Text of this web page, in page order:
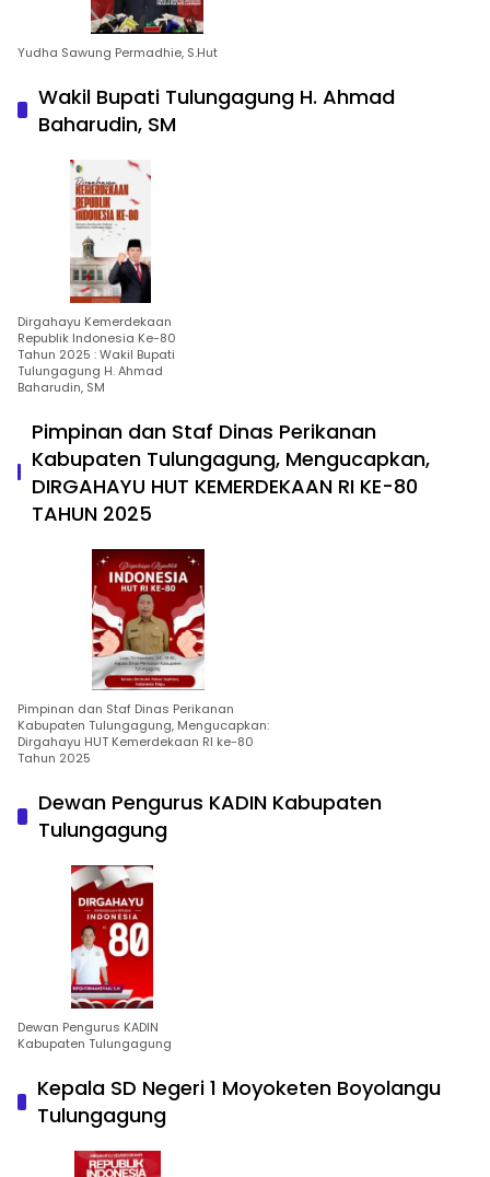
Yudha Sawung Permadhie, S.Hut
Wakil Bupati Tulungagung H. Ahmad
Baharudin, SM
Dirgahayu Kemerdekaan
Republik Indonesia Ke-80
Tahun 2025 : Wakil Bupati
Tulungagung H. Ahmad
Baharudin, SM
Pimpinan dan Staf Dinas Perikanan
Kabupaten Tulungagung, Mengucapkan,
DIRGAHAYU HUT KEMERDEKAAN RI KE-80
TAHUN 2025
Pimpinan dan Staf Dinas Perikanan
Kabupaten Tulungagung, Mengucapkan:
Dirgahayu HUT Kemerdekaan RI ke-80
Tahun 2025
Dewan Pengurus KADIN Kabupaten
Tulungagung
Dewan Pengurus KADIN
Kabupaten Tulungagung
Kepala SD Negeri 1 Moyoketen Boyolangu
Tulungagung